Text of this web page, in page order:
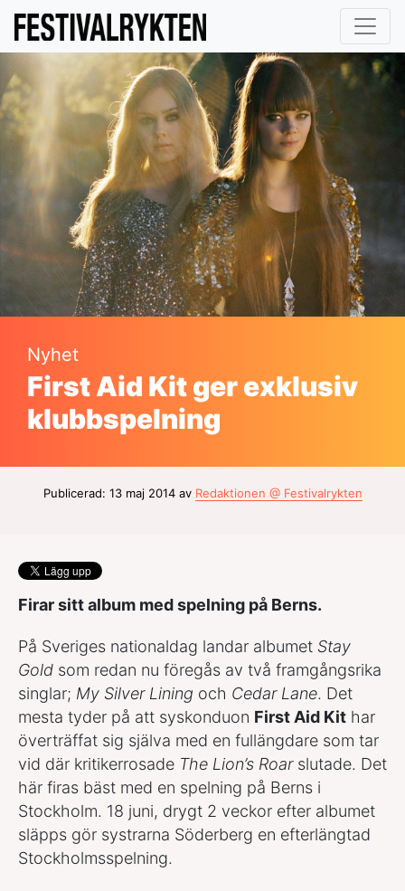
Nyhet
First Aid Kit ger exklusiv
klubbspelning
Publicerad: 13 maj 2014 av Redaktionen @ Festivalrykten
Firar sitt album med spelning på Berns.
På Sveriges nationaldag landar albumet Stay
Gold som redan nu föregås av två framgångsrika
singlar; My Silver Lining och Cedar Lane. Det
mesta tyder på att syskonduon First Aid Kit har
överträffat sig själva med en fullängdare som tar
vid där kritikerrosade The Lion’s Roarslutade. Det
här firas bäst med en spelning på Berns i
Stockholm. 18 juni, drygt 2 veckor efter albumet
släpps gör systrarna Söderberg en efterlängtad
Stockholmsspelning.